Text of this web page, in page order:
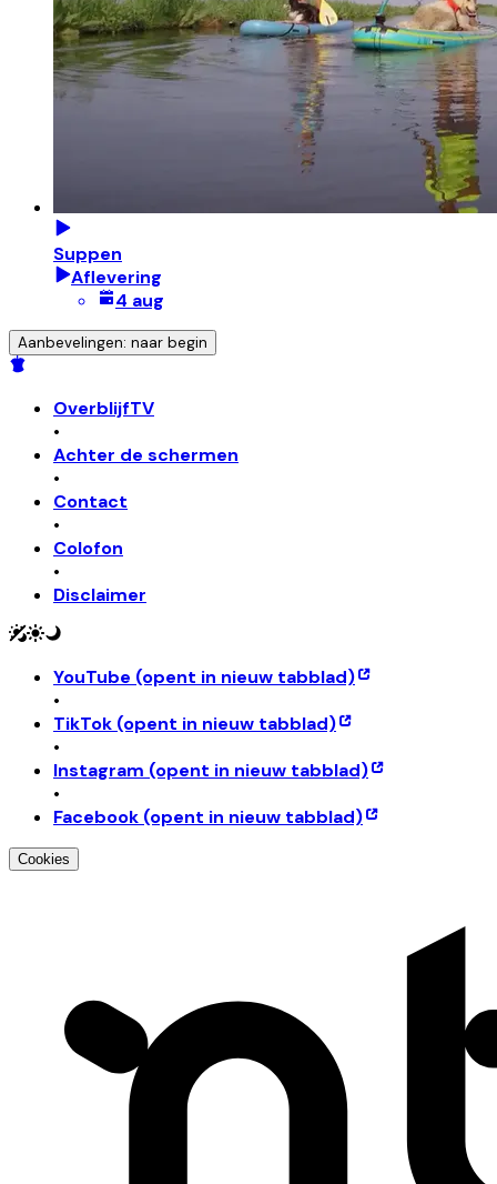
Suppen
Aflevering
4 aug
Aanbevelingen: naar begin
OverblijfTV
•
Achter de schermen
•
Contact
•
Colofon
•
Disclaimer
YouTube (opent in nieuw tabblad)
•
TikTok (opent in nieuw tabblad)
•
Instagram (opent in nieuw tabblad)
•
Facebook (opent in nieuw tabblad)
Cookies